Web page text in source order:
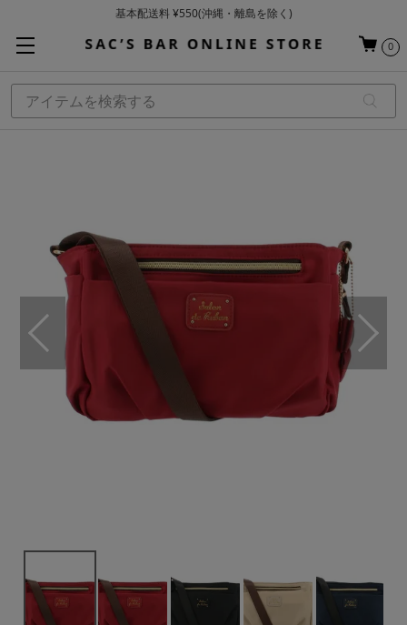
基本配送料 ¥550(沖縄・離島を除く)
お買い上げ合計¥3,980以上で送料無料
0